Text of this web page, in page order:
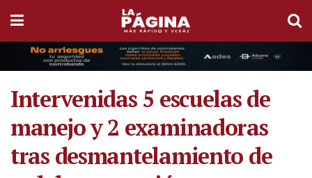
Intervenidas 5 escuelas de
manejo y 2 examinadoras
tras desmantelamiento de